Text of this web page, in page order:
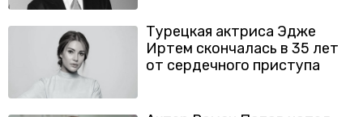
Турецкая актриса Эдже
Иртем скончалась в 35 лет
от сердечного приступа